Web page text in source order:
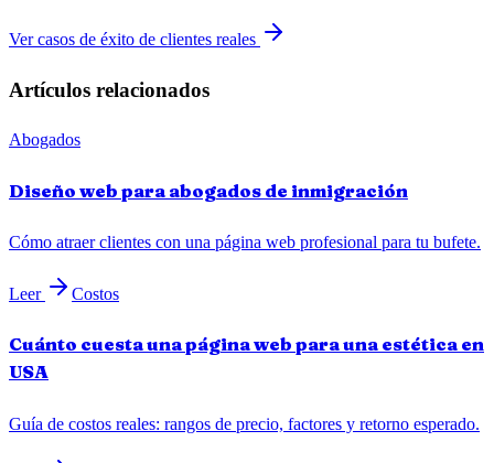
Ver casos de éxito de clientes reales
Artículos relacionados
Abogados
Diseño web para abogados de inmigración
Cómo atraer clientes con una página web profesional para tu bufete.
Leer Costos
Cuánto cuesta una página web para una estética en
USA
Guía de costos reales: rangos de precio, factores y retorno esperado.